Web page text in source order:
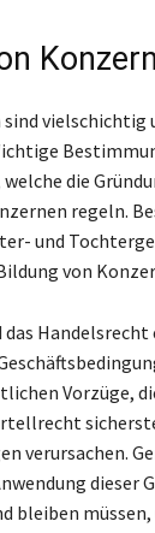
vielschichtig
die
regeln.
und
von
Vorzüge,
verursachen.
dieser
bleiben